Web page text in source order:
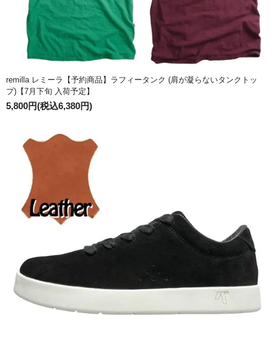
remilla レミーラ【予約商品】ラフィータンク (肩が凝らないタンクトッ
プ)【7月下旬 入荷予定】
5,800円(税込6,380円)